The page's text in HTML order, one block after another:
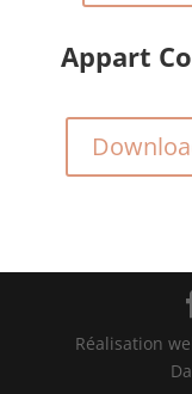
Appart
Réalisation